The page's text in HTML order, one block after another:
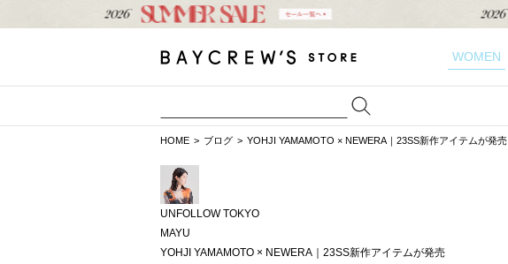
WOMEN
HOME ブログ YOHJI YAMAMOTO × NEWERA｜23SS新作アイテムが発売
UNFOLLOW TOKYO
MAYU
YOHJI YAMAMOTO × NEWERA｜23SS新作アイテムが発売